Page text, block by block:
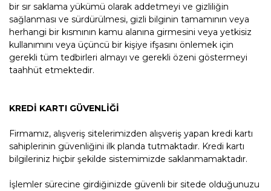
bir sır saklama yükümü olarak addetmeyi ve gizliliğin
sağlanması ve sürdürülmesi, gizli bilginin tamamının veya
herhangi bir kısmının kamu alanına girmesini veya yetkisiz
kullanımını veya üçüncü bir kişiye ifşasını önlemek için
gerekli tüm tedbirleri almayı ve gerekli özeni göstermeyi
taahhüt etmektedir.
KREDİ KARTI GÜVENLİĞİ
Firmamız, alışveriş sitelerimizden alışveriş yapan kredi kartı
sahiplerinin güvenliğini ilk planda tutmaktadır. Kredi kartı
bilgileriniz hiçbir şekilde sistemimizde saklanmamaktadır.
İşlemler sürecine girdiğinizde güvenli bir sitede olduğunuzu